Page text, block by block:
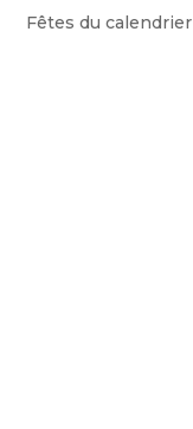
Fêtes du calendrier